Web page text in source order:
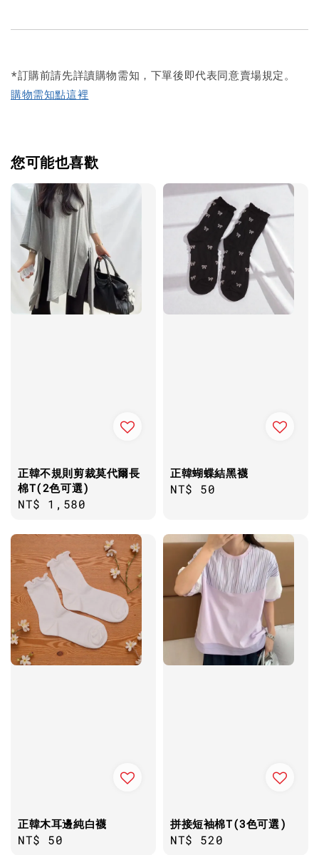
*訂購前請先詳讀購物需知，下單後即代表同意賣場規定。
購物需知點這裡
您可能也喜歡
正韓不規則剪裁莫代爾長
棉T(2色可選)
Regular
NT$ 1,580
正韓蝴蝶結黑襪
Regular
NT$ 50
正韓木耳邊純白襪
Regular
NT$ 50
拼接短袖棉T(3色可選)
Regular
NT$ 520